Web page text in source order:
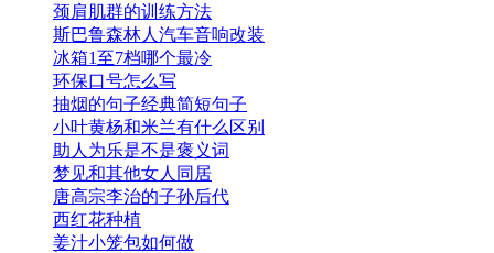
颈肩肌群的训练方法
斯巴鲁森林人汽车音响改装
冰箱1至7档哪个最冷
环保口号怎么写
抽烟的句子经典简短句子
小叶黄杨和米兰有什么区别
助人为乐是不是褒义词
梦见和其他女人同居
唐高宗李治的子孙后代
西红花种植
姜汁小笼包如何做